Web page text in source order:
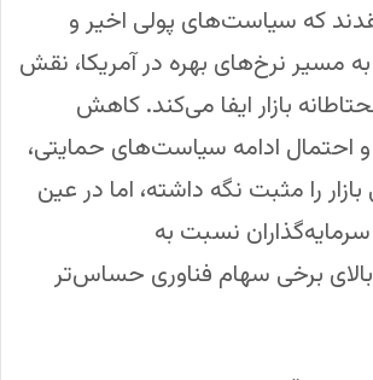
که سیاست‌های پولی اخیر و
مسیر نرخ‌های بهره در آمریکا، نقش
بازار ایفا می‌کند. کاهش
احتمال ادامه سیاست‌های حمایتی،
را مثبت نگه داشته، اما در عین
نسبت به
برخی سهام فناوری حساس‌تر